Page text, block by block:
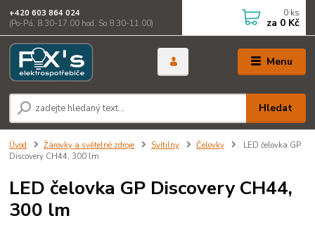
Menu
Hledat
+420 603 864 024
(Po-Pá, 8.30-17.00 hod. So 8.30-11.00)
0 ks
za 0 Kč
Úvod Žárovky a světelné zdroje Svítilny Čelovky
LED čelovka GP
Discovery CH44, 300 lm
LED čelovka GP Discovery CH44,
300 lm